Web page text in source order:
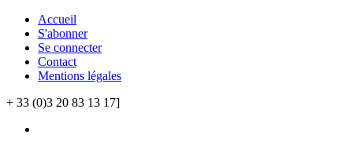
Accueil
S'abonner
Se connecter
Contact
Mentions légales
+ 33 (0)3 20 83 13 17]